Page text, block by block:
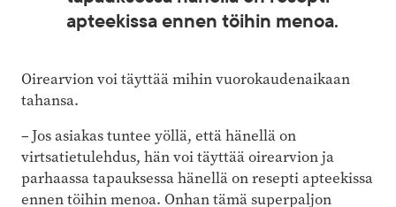
apteekissa ennen töihin menoa.
Oirearvion voi täyttää mihin vuorokaudenaikaan
tahansa.
– Jos asiakas tuntee yöllä, että hänellä on
virtsatietulehdus, hän voi täyttää oirearvion ja
parhaassa tapauksessa hänellä on resepti apteekissa
ennen töihin menoa. Onhan tämä superpaljon